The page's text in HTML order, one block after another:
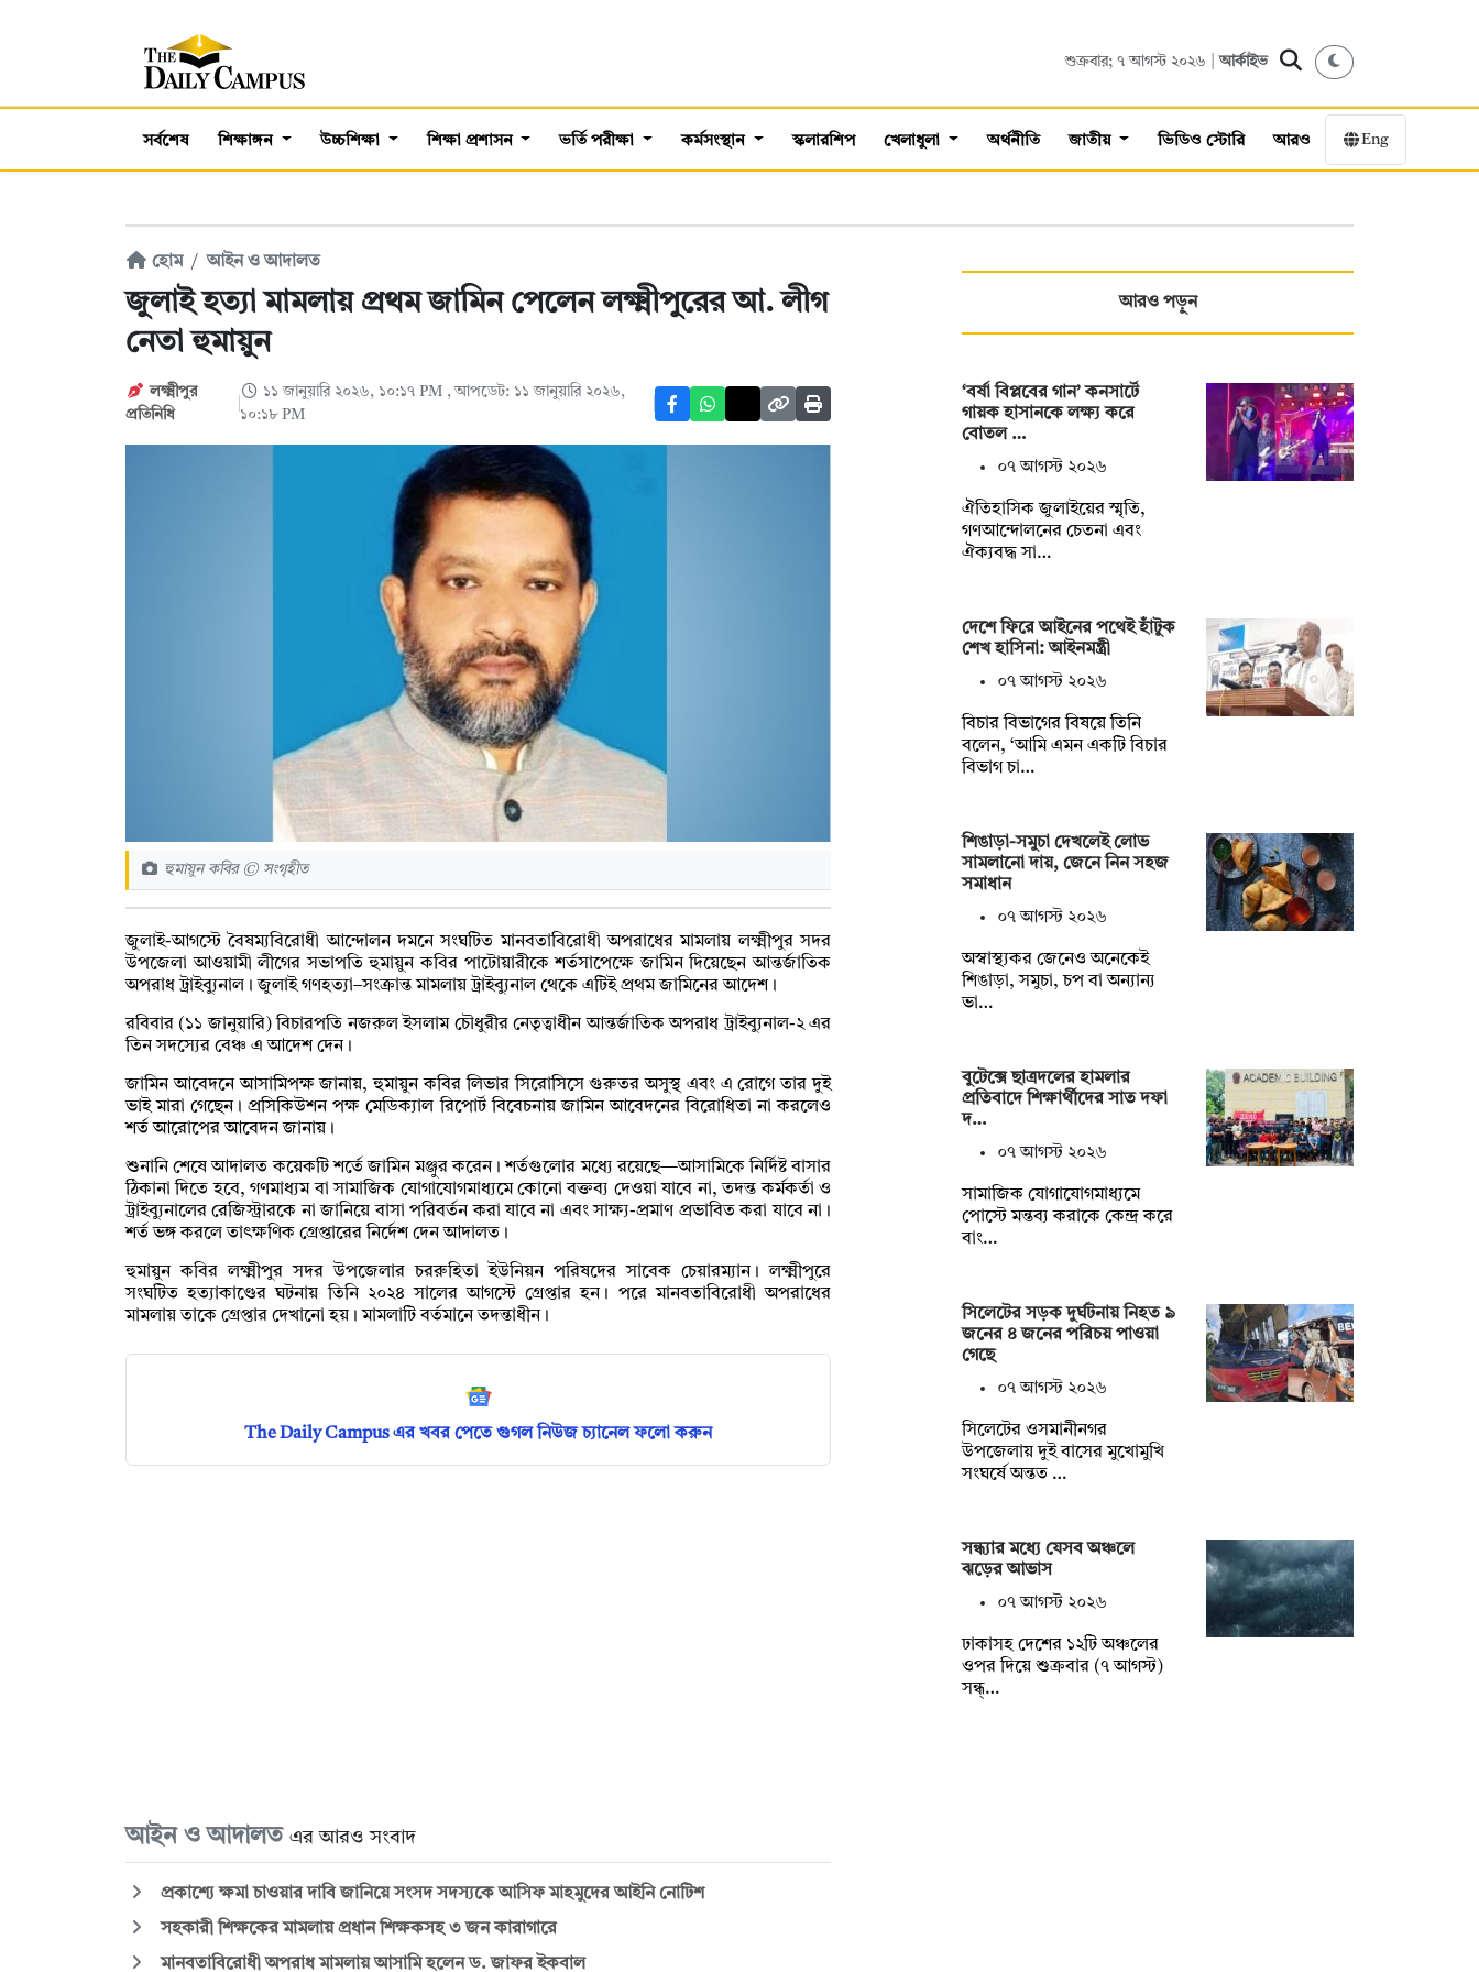
শুক্রবার; ৭ আগস্ট ২০২৬ |আর্কাইভ
সর্বশেষ শিক্ষাঙ্গন উচ্চশিক্ষা শিক্ষা প্রশাসন ভর্তি পরীক্ষা কর্মসংস্থান স্কলারশিপ খেলাধুলা অর্থনীতি জাতীয় ভিডিও স্টোরি আরও Eng
হোম আইন ও আদালত
জুলাই হত্যা মামলায় প্রথম জামিন পেলেন লক্ষ্মীপুরের আ. লীগ
নেতা হুমায়ুন
লক্ষ্মীপুর
প্রতিনিধি
১১ জানুয়ারি ২০২৬, ১০:১৭ PM , আপডেট: ১১ জানুয়ারি ২০২৬,
১০:১৮ PM
হুমায়ুন কবির © সংগৃহীত
জুলাই-আগস্টে বৈষম্যবিরোধী আন্দোলন দমনে সংঘটিত মানবতাবিরোধী অপরাধের মামলায় লক্ষ্মীপুর সদর
উপজেলা আওয়ামী লীগের সভাপতি হুমায়ুন কবির পাটোয়ারীকে শর্তসাপেক্ষে জামিন দিয়েছেন আন্তর্জাতিক
অপরাধ ট্রাইব্যুনাল। জুলাই গণহত্যা–সংক্রান্ত মামলায় ট্রাইব্যুনাল থেকে এটিই প্রথম জামিনের আদেশ।
রবিবার (১১ জানুয়ারি) বিচারপতি নজরুল ইসলাম চৌধুরীর নেতৃত্বাধীন আন্তর্জাতিক অপরাধ ট্রাইব্যুনাল-২ এর
তিন সদস্যের বেঞ্চ এ আদেশ দেন।
জামিন আবেদনে আসামিপক্ষ জানায়, হুমায়ুন কবির লিভার সিরোসিসে গুরুতর অসুস্থ এবং এ রোগে তার দুই
ভাই মারা গেছেন। প্রসিকিউশন পক্ষ মেডিক্যাল রিপোর্ট বিবেচনায় জামিন আবেদনের বিরোধিতা না করলেও
শর্ত আরোপের আবেদন জানায়।
শুনানি শেষে আদালত কয়েকটি শর্তে জামিন মঞ্জুর করেন। শর্তগুলোর মধ্যে রয়েছে—আসামিকে নির্দিষ্ট বাসার
ঠিকানা দিতে হবে, গণমাধ্যম বা সামাজিক যোগাযোগমাধ্যমে কোনো বক্তব্য দেওয়া যাবে না, তদন্ত কর্মকর্তা ও
ট্রাইব্যুনালের রেজিস্ট্রারকে না জানিয়ে বাসা পরিবর্তন করা যাবে না এবং সাক্ষ্য-প্রমাণ প্রভাবিত করা যাবে না।
শর্ত ভঙ্গ করলে তাৎক্ষণিক গ্রেপ্তারের নির্দেশ দেন আদালত।
হুমায়ুন কবির লক্ষ্মীপুর সদর উপজেলার চররুহিতা ইউনিয়ন পরিষদের সাবেক চেয়ারম্যান। লক্ষ্মীপুরে
সংঘটিত হত্যাকাণ্ডের ঘটনায় তিনি ২০২৪ সালের আগস্টে গ্রেপ্তার হন। পরে মানবতাবিরোধী অপরাধের
মামলায় তাকে গ্রেপ্তার দেখানো হয়। মামলাটি বর্তমানে তদন্তাধীন।
The Daily Campus এর খবর পেতে গুগল নিউজ চ্যানেল ফলো করুন
আইন ও আদালত এর আরও সংবাদ
প্রকাশ্যে ক্ষমা চাওয়ার দাবি জানিয়ে সংসদ সদস্যকে আসিফ মাহমুদের আইনি নোটিশ
সহকারী শিক্ষকের মামলায় প্রধান শিক্ষকসহ ৩ জন কারাগারে
মানবতাবিরোধী অপরাধ মামলায় আসামি হলেন ড. জাফর ইকবাল
আরও পড়ুন
‘বর্ষা বিপ্লবের গান’ কনসার্টে
গায়ক হাসানকে লক্ষ্য করে
বোতল …
০৭ আগস্ট ২০২৬
ঐতিহাসিক জুলাইয়ের স্মৃতি,
গণআন্দোলনের চেতনা এবং
ঐক্যবদ্ধ সা…
দেশে ফিরে আইনের পথেই হাঁটুক
শেখ হাসিনা: আইনমন্ত্রী
০৭ আগস্ট ২০২৬
বিচার বিভাগের বিষয়ে তিনি
বলেন, ‘আমি এমন একটি বিচার
বিভাগ চা…
শিঙাড়া-সমুচা দেখলেই লোভ
সামলানো দায়, জেনে নিন সহজ
সমাধান
০৭ আগস্ট ২০২৬
অস্বাস্থ্যকর জেনেও অনেকেই
শিঙাড়া, সমুচা, চপ বা অন্যান্য
ভা…
বুটেক্সে ছাত্রদলের হামলার
প্রতিবাদে শিক্ষার্থীদের সাত দফা
দ…
০৭ আগস্ট ২০২৬
সামাজিক যোগাযোগমাধ্যমে
পোস্টে মন্তব্য করাকে কেন্দ্র করে
বাং…
সিলেটের সড়ক দুর্ঘটনায় নিহত ৯
জনের ৪ জনের পরিচয় পাওয়া
গেছে
০৭ আগস্ট ২০২৬
সিলেটের ওসমানীনগর
উপজেলায় দুই বাসের মুখোমুখি
সংঘর্ষে অন্তত …
সন্ধ্যার মধ্যে যেসব অঞ্চলে
ঝড়ের আভাস
০৭ আগস্ট ২০২৬
ঢাকাসহ দেশের ১২টি অঞ্চলের
ওপর দিয়ে শুক্রবার (৭ আগস্ট)
সন্ধ্…